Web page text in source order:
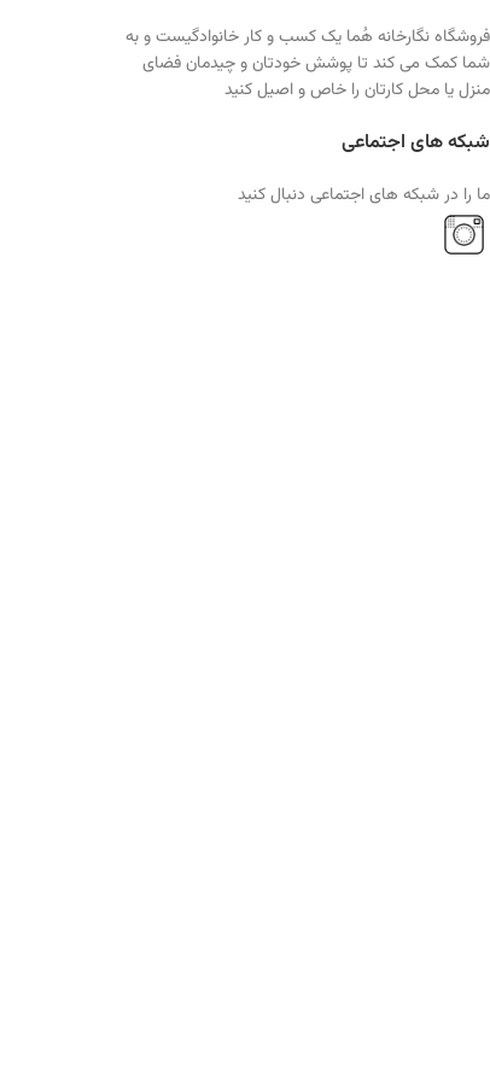
فروشگاه نگارخانه هُما یک کسب و کار خانوادگیست و به
شما کمک می کند تا پوشش خودتان و چیدمان فضای
منزل یا محل کارتان را خاص و اصیل کنید
شبکه های اجتماعی
ما را در شبکه های اجتماعی دنبال کنید